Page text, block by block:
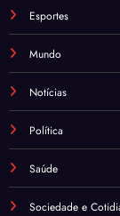
Esportes
Mundo
Notícias
Política
Saúde
Sociedade e